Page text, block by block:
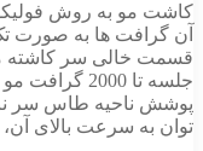
آن گرافت ها به صورت
قسمت خالی سر کاشته
جلسه تا
پوشش ناحیه طاس سر
توان به سرعت بالای